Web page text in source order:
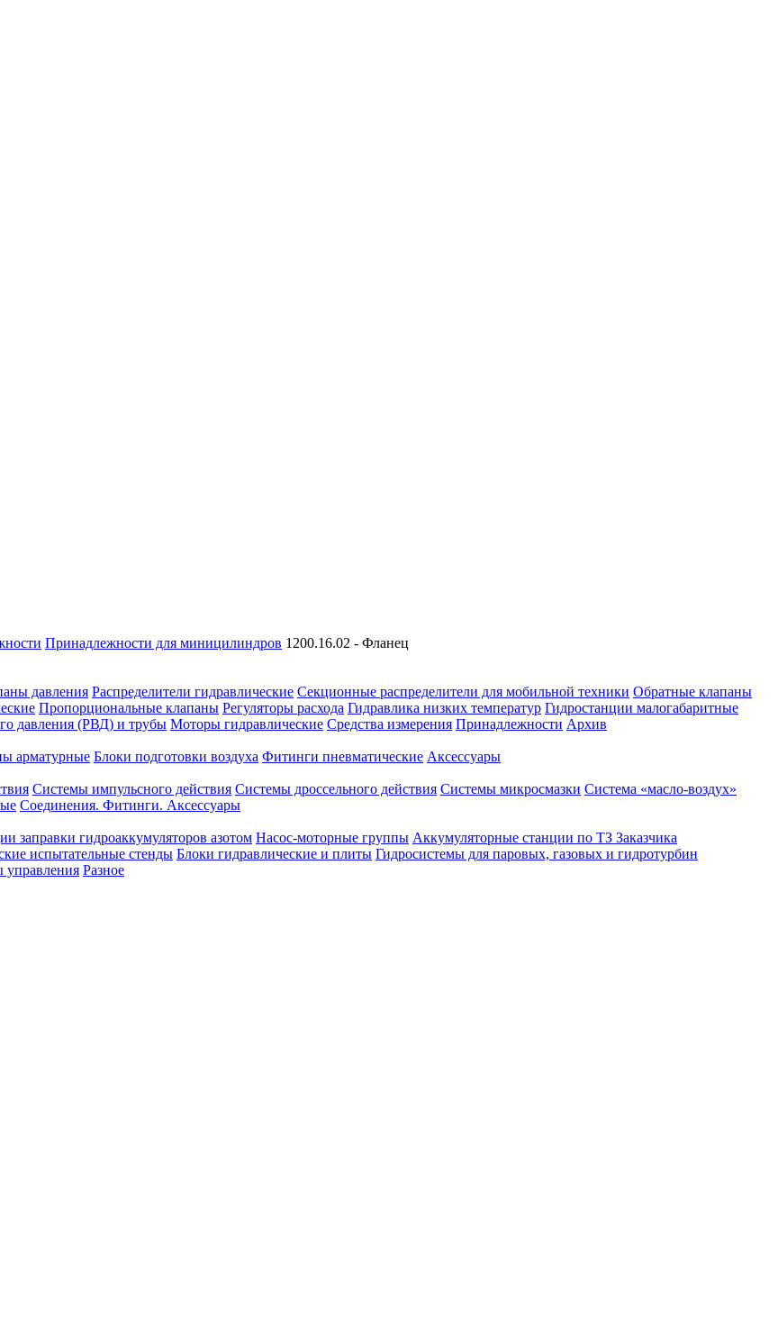
Принадлежности для миницилиндров 1200.16.02 - Фланец
давления Распределители гидравлические Секционные распределители для мобильной техники Обратные клапаны
Пропорциональные клапаны Регуляторы расхода Гидравлика низких температур Гидростанции малогабаритные
давления (РВД) и трубы Моторы гидравлические Средства измерения Принадлежности Архив
арматурные Блоки подготовки воздуха Фитинги пневматические Аксессуары
Системы импульсного действия Системы дроссельного действия Системы микросмазки Система «масло-воздух»
Соединения. Фитинги. Аксессуары
заправки гидроаккумуляторов азотом Насос-моторные группы Аккумуляторные станции по ТЗ Заказчика
испытательные стенды Блоки гидравлические и плиты Гидросистемы для паровых, газовых и гидротурбин
управления Разное